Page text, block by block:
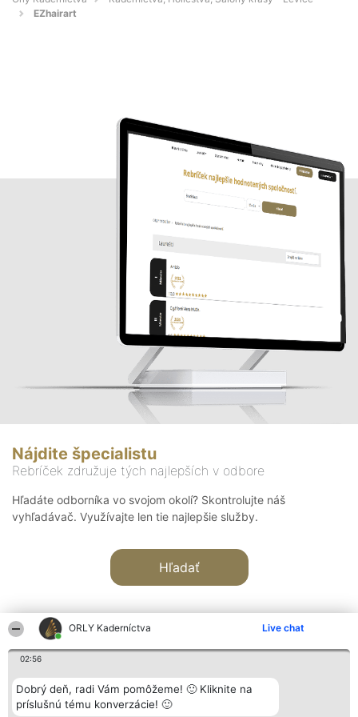
ORLY Kaderníctva Live chat
02:56
Dobrý deň, radi Vám pomôžeme! 🙂 Kliknite na
príslušnú tému konverzácie! 🙂
EZhairart
Nájdite špecialistu
Rebríček združuje tých najlepších v odbore
Hľadáte odborníka vo svojom okolí? Skontrolujte náš
vyhľadávač. Využívajte len tie najlepšie služby.
Hľadať
Organizátor hodnotenia
Bright Side Solutions sp. z o.
o. sp. k.
Hodnotenie
Laureáti
Lista
Kontakt
Kontakt